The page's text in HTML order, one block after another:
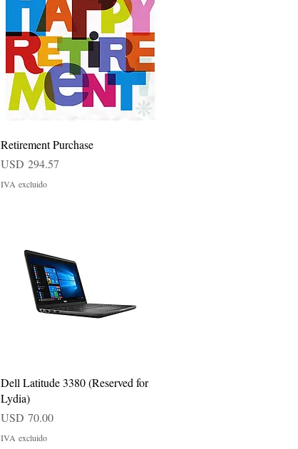
Vista rápida
Retirement Purchase
Precio
USD 294.57
IVA excluido
Vista rápida
Dell Latitude 3380 (Reserved for
Lydia)
Precio
USD 70.00
IVA excluido